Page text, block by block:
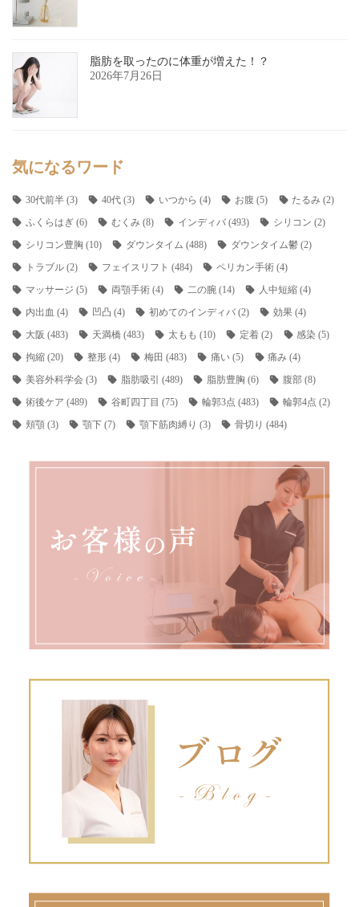
脂肪を取ったのに体重が増えた！？
2026年7月26日
気になるワード
30代前半(3) 40代(3) いつから (4) お腹 (5) たるみ (2)
ふくらはぎ(6) むくみ(8) インディバ (493) シリコン (2)
シリコン豊胸 (10) ダウンタイム (488) ダウンタイム鬱 (2)
トラブル(2) フェイスリフト (484) ペリカン手術 (4)
マッサージ (5) 両顎手術(4) 二の腕 (14) 人中短縮 (4)
内出血 (4) 凹凸 (4) 初めてのインディバ (2) 効果 (4)
大阪 (483) 天満橋(483) 太もも (10) 定着 (2) 感染 (5)
拘縮(20) 整形(4) 梅田 (483) 痛い (5) 痛み (4)
美容外科学会(3) 脂肪吸引 (489) 脂肪豊胸 (6) 腹部 (8)
術後ケア (489) 谷町四丁目 (75) 輪郭3点 (483) 輪郭4点 (2)
頬顎(3) 顎下(7) 顎下筋肉縛り (3) 骨切り (484)